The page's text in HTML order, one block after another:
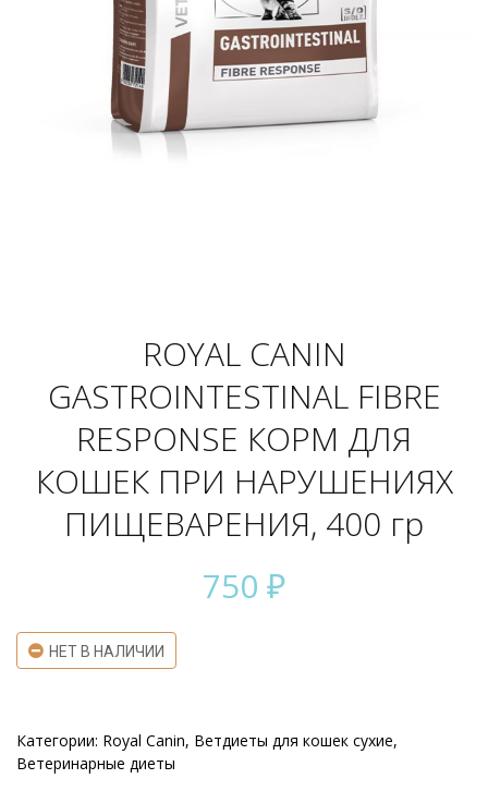
ROYAL CANIN
GASTROINTESTINAL FIBRE
RESPONSE КОРМ ДЛЯ
КОШЕК ПРИ НАРУШЕНИЯХ
ПИЩЕВАРЕНИЯ, 400 гр
750 ₽
НЕТ В НАЛИЧИИ
Категории: Royal Canin, Ветдиеты для кошек сухие,
Ветеринарные диеты